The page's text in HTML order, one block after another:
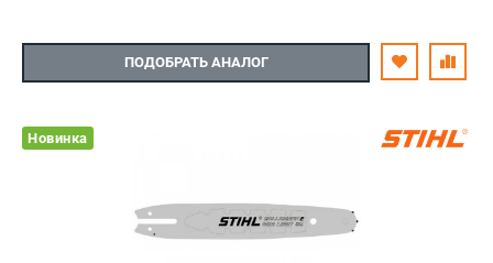
ПОДОБРАТЬ АНАЛОГ
Новинка